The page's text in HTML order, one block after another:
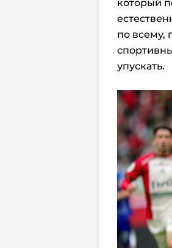
который
по всему,
упускать.